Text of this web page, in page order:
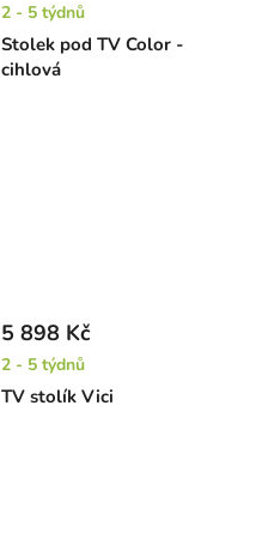
Stolek pod TV Color -
cihlová
2 - 5 týdnů
TV stolík Vici
5 898 Kč
2 - 5 týdnů